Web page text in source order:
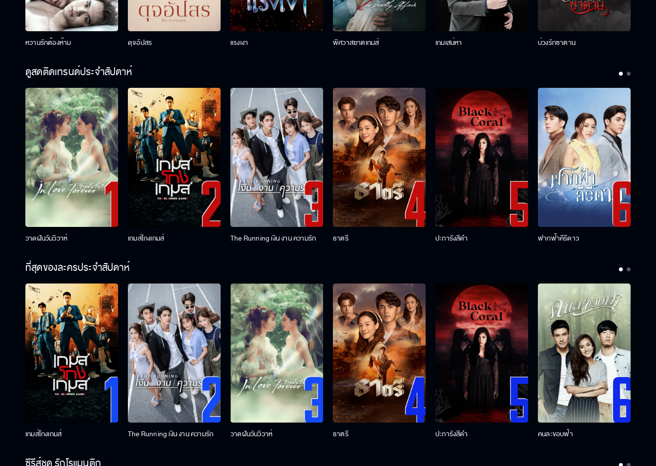
หวานรักต้องห้าม ดุจอัปสร แรงเงา พิศวาสฆาตเกมส์ เกมเสน่หา บ่วงรักซาตาน
ดูสดติดเทรนด์ประจำสัปดาห์
วาดฝันวันวิวาห์ เกมส์โกงเกมส์ The Running เงิน งาน ความรัก ธาตรี ปะการังสีดำ ฟากฟ้าคีรีดาว
ที่สุดของละครประจำสัปดาห์
เกมส์โกงเกมส์ The Running เงิน งาน ความรัก วาดฝันวันวิวาห์ ธาตรี ปะการังสีดำ คนละขอบฟ้า